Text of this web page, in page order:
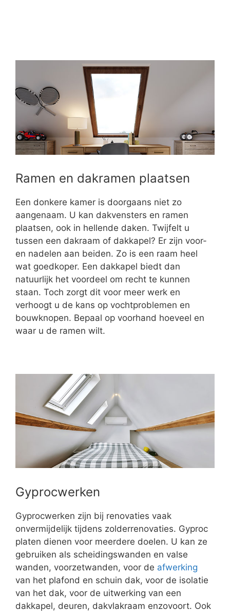
Ramen en dakramen plaatsen
Een donkere kamer is doorgaans niet zo
aangenaam. U kan dakvensters en ramen
plaatsen, ook in hellende daken. Twijfelt u
tussen een dakraam of dakkapel? Er zijn voor-
en nadelen aan beiden. Zo is een raam heel
wat goedkoper. Een dakkapel biedt dan
natuurlijk het voordeel om recht te kunnen
staan. Toch zorgt dit voor meer werk en
verhoogt u de kans op vochtproblemen en
bouwknopen. Bepaal op voorhand hoeveel en
waar u de ramen wilt.
Gyprocwerken
Gyprocwerken zijn bij renovaties vaak
onvermijdelijk tijdens zolderrenovaties. Gyproc
platen dienen voor meerdere doelen. U kan ze
gebruiken als scheidingswanden en valse
wanden, voorzetwanden, voor de afwerking
van het plafond en schuin dak, voor de isolatie
van het dak, voor de uitwerking van een
dakkapel, deuren, dakvlakraam enzovoort. Ook